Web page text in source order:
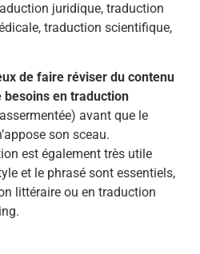
juridique, traduction
traduction scientifique,
de faire réviser du contenu
en traduction
avant que le
son sceau.
est également très utile
et le phrasé sont essentiels,
littéraire ou en traduction